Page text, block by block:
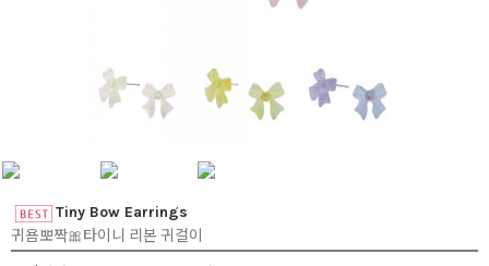
Tiny Bow Earrings
귀욤뽀짝🎀타이니 리본 귀걸이